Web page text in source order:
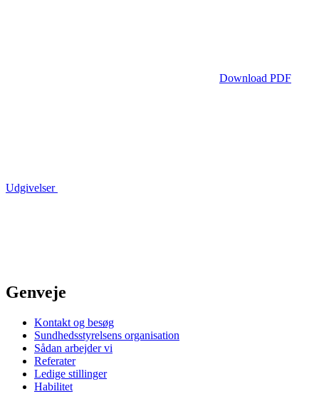
Download PDF
Udgivelser
Genveje
Kontakt og besøg
Sundhedsstyrelsens organisation
Sådan arbejder vi
Referater
Ledige stillinger
Habilitet